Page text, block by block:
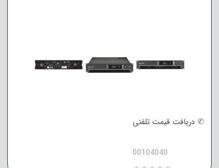
✆ دریافت قیمت تلفنی
00104040